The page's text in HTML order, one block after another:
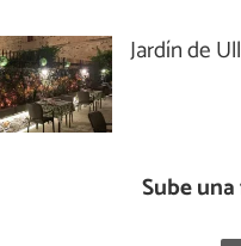
Jardín de
Sube